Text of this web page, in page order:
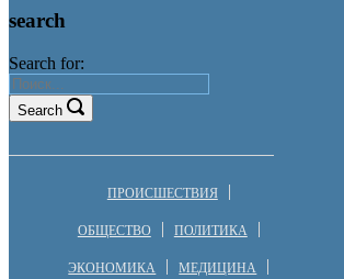
search
Search for:
Search
ПРОИСШЕСТВИЯ
ОБЩЕСТВО ПОЛИТИКА
ЭКОНОМИКА МЕДИЦИНА